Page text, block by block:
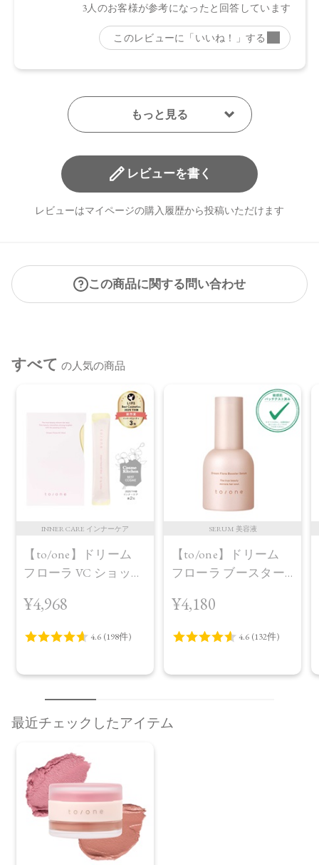
・EX02：4571649070366
・EX03：4571649070373
・EX04：4571649070380
【店舗発売日】
CosmeKitchen 2026/5/29
Biople 2026/5/29
Biop 2026/5/29
承ください。
※通常はご注文より１～３営業日での発送となります。
●パッケージはリニューアル等の理由により、写真と異なる場
●パッケージのリニューアル等の理由により、成分・処方が記
載と異なる場合がございます。
●予告なくパッケージ仕様が変更になる場合がございます。
レビューを書く
レビューはマイページの購入履歴から投稿いただけます
この商品に関する問い合わせ
すべて の人気の商品
INNER CARE インナーケア
【to/one】ドリーム
フローラ VC ショット
¥4,968
SERUM 美容液
【to/one】ドリーム
フローラ ブースター
＞
¥4,180
最近チェックしたアイテム